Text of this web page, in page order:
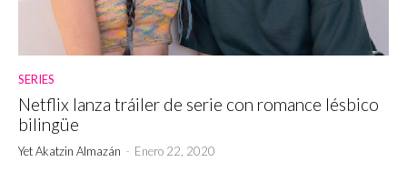
SERIES
Netflix lanza tráiler de serie con romance lésbico
bilingüe
Yet Akatzin Almazán - Enero 22, 2020